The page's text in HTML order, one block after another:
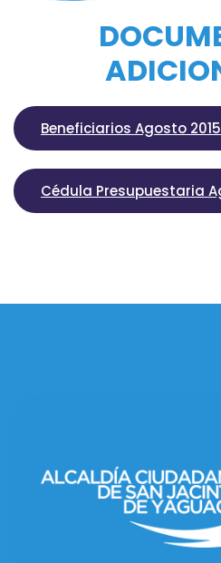
Beneficiarios Agosto 2015
Cédula Presupuestaria